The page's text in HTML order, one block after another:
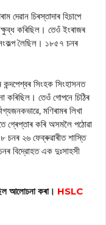
চিৰস্তাদাৰ হিচাপে
কৰিছিল। তেওঁ ইংৰাজৰ
লৈছিল। ১৮৫৭ চনৰ
সিংহক সিংহাসনত
কৰিছিল। তেওঁ গোপনে চিঠিৰ
মণিৰামৰ লিখা
গ্ৰেপ্তাৰ কৰি অসমলৈ পঠোৱা
চনৰ ২৬ ফেব্ৰুৱাৰীত শাস্তি
বিদ্রোহত এক দুঃসাহসী
আলোচনা কৰা। HSLC